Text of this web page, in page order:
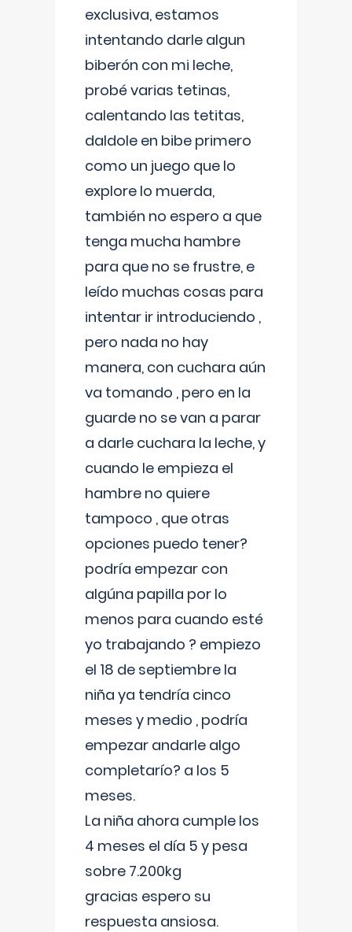
exclusiva, estamos
intentando darle algun
biberón con mi leche,
probé varias tetinas,
calentando las tetitas,
daldole en bibe primero
como un juego que lo
explore lo muerda,
también no espero a que
tenga mucha hambre
para que no se frustre, e
leído muchas cosas para
intentar ir introduciendo ,
pero nada no hay
manera, con cuchara aún
va tomando , pero en la
guarde no se van a parar
a darle cuchara la leche, y
cuando le empieza el
hambre no quiere
tampoco , que otras
opciones puedo tener?
podría empezar con
algúna papilla por lo
menos para cuando esté
yo trabajando ? empiezo
el 18 de septiembre la
niña ya tendría cinco
meses y medio , podría
empezar andarle algo
completarío? a los 5
meses.
La niña ahora cumple los
4 meses el día 5 y pesa
sobre 7.200kg
gracias espero su
respuesta ansiosa.